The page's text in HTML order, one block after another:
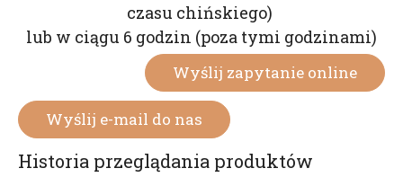
czasu chińskiego)
lub w ciągu 6 godzin (poza tymi godzinami)
Wyślij zapytanie online
Wyślij e-mail do nas
Historia przeglądania produktów